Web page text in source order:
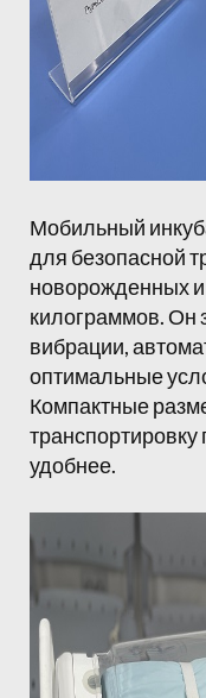
Мобильный
для безопасной
новорожденных
килограммов. Он
вибрации,
оптимальные
Компактные
транспортировку
удобнее.